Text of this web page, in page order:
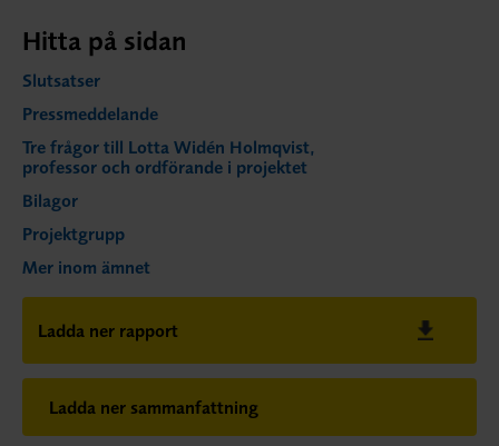
Hitta på sidan
Slutsatser
Pressmeddelande
Tre frågor till Lotta Widén Holmqvist,
professor och ordförande i projektet
Bilagor
Projektgrupp
Mer inom ämnet
Ladda ner rapport
Ladda ner sammanfattning